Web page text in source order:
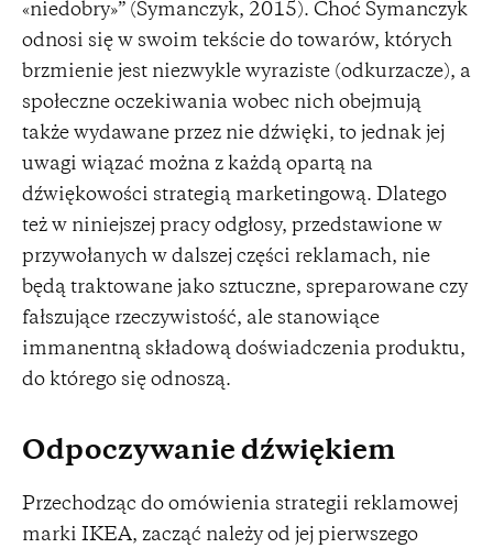
«niedobry»” (Symanczyk, 2015). Choć Symanczyk
odnosi się w swoim tekście do towarów, których
brzmienie jest niezwykle wyraziste (odkurzacze), a
społeczne oczekiwania wobec nich obejmują
także wydawane przez nie dźwięki, to jednak jej
uwagi wiązać można z każdą opartą na
dźwiękowości strategią marketingową. Dlatego
też w niniejszej pracy odgłosy, przedstawione w
przywołanych w dalszej części reklamach, nie
będą traktowane jako sztuczne, spreparowane czy
fałszujące rzeczywistość, ale stanowiące
immanentną składową doświadczenia produktu,
do którego się odnoszą.
Odpoczywanie dźwiękiem
Przechodząc do omówienia strategii reklamowej
marki IKEA, zacząć należy od jej pierwszego